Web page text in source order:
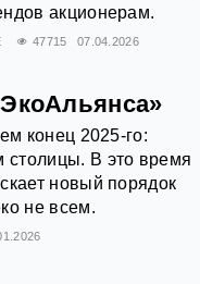
акционерам.
47715 07.04.2026
конец 2025-го:
столицы. В это время
новый порядок
не всем.